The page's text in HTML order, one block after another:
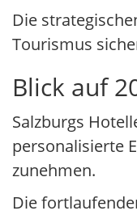
Die
Tourismus
Blick auf
Salzburgs
personalisierte
zunehmen.
Die